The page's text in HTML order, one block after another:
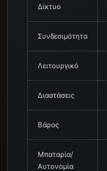
Δίκτυο
Συνδεσιμότητα
Λειτουργικό
Διαστάσεις
Βάρος
Μπαταρία/
Αυτονομία